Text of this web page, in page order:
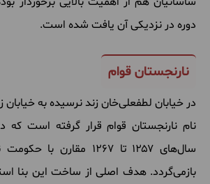
دوره در نزدیکی آن یافت شده است.
نارنجستان قوام
در خیابان لطفعلی‌خان زند نرسیده به خیابان
نام نارنجستان قوام قرار گرفته است
سال‌های ۱۲۵۷ تا ۱۲۶۷
بازمی‌گردد. هدف اصلی از ساخت این بنا